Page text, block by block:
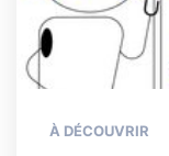
À DÉCOUVRIR